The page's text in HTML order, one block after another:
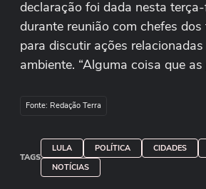
declaração foi dada nesta
durante reunião com chefes dos
para discutir ações
ambiente. “Alguma coisa que
avisadas que a gente não está
muito anormalidade (...) mas
oportunismo também de alguns
acrescentou. Reprodução/Lula/
Fonte: Redação Terra
TAGS
LULA POLÍTICA CIDADES
NOTÍCIAS